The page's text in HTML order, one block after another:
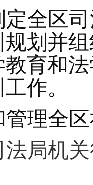
全区
划并
育和
作。
理全
法局机